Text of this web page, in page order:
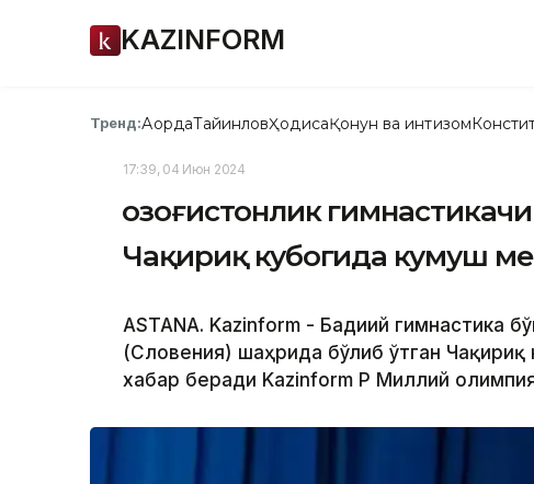
KAZINFORM
Тренд:АқордаТайинловҲодисаҚонун ва интизом
17:39, 04 Июн 2024
Қозоғистонлик
Чақириқ кубогида кумуш
ASTANA. Kazinform - Бадиий гимнастика
(Словения) шаҳрида бўлиб ўтган
хабар беради Kazinform ҚР Миллий